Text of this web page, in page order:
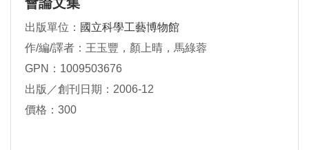
會論文集
出版單位： 國立科學工藝博物館
作/編/譯者：王玉豐，顏上晴，馬綠蓉
GPN：1009503676
出版／創刊日期：2006-12
價格：300